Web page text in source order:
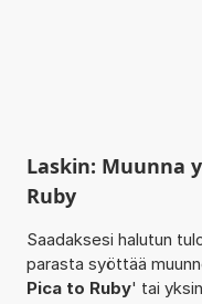
Laskin: Muunna
Ruby
Saadaksesi halutun
parasta syöttää
Pica to Ruby' tai